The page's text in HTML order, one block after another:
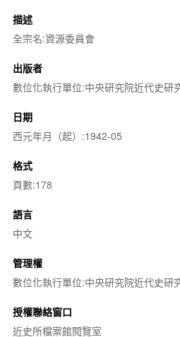
描述
全宗名:資源委員會
出版者
數位化執行單位:中央研究院近代史研
日期
西元年月（起）:1942-05
格式
頁數:178
語言
中文
管理權
數位化執行單位:中央研究院近代史研
授權聯絡窗口
近史所檔案館閱覽室